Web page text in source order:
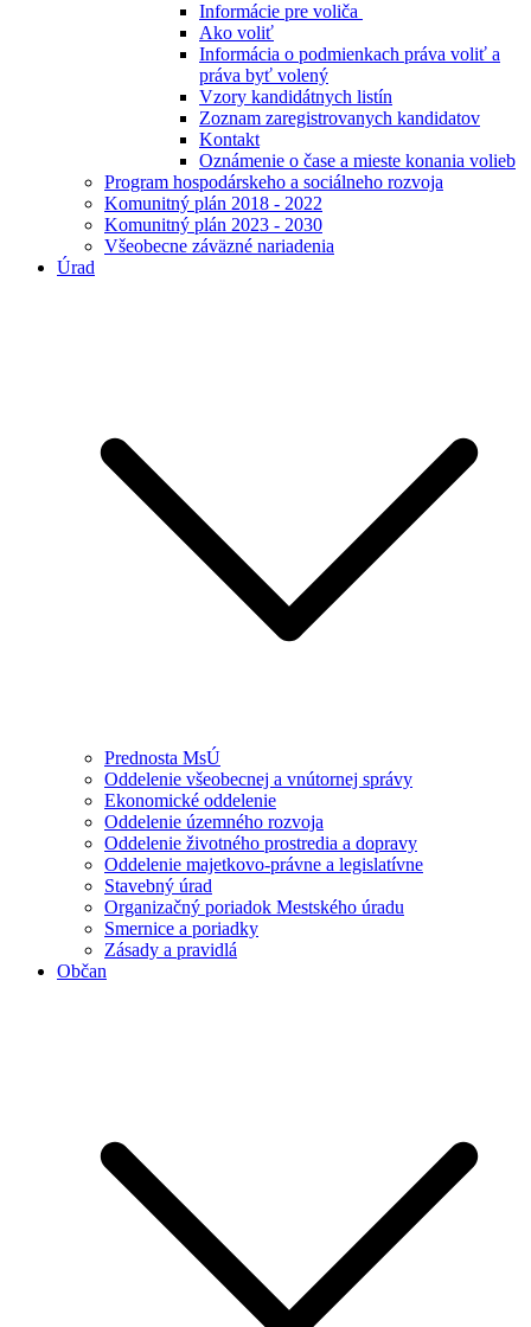
Informácie pre voliča
Ako voliť
Informácia o podmienkach práva voliť a
práva byť volený
Vzory kandidátnych listín
Zoznam zaregistrovanych kandidatov
Kontakt
Oznámenie o čase a mieste konania volieb
Program hospodárskeho a sociálneho rozvoja
Komunitný plán 2018 - 2022
Komunitný plán 2023 - 2030
Všeobecne záväzné nariadenia
Úrad
Prednosta MsÚ
Oddelenie všeobecnej a vnútornej správy
Ekonomické oddelenie
Oddelenie územného rozvoja
Oddelenie životného prostredia a dopravy
Oddelenie majetkovo-právne a legislatívne
Stavebný úrad
Organizačný poriadok Mestského úradu
Smernice a poriadky
Zásady a pravidlá
Občan